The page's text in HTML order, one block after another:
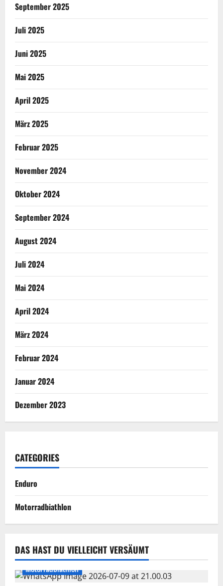
September 2025
Juli 2025
Juni 2025
Mai 2025
April 2025
März 2025
Februar 2025
November 2024
Oktober 2024
September 2024
August 2024
Juli 2024
Mai 2024
April 2024
März 2024
Februar 2024
Januar 2024
Dezember 2023
CATEGORIES
Enduro
Motorradbiathlon
DAS HAST DU VIELLEICHT VERSÄUMT
Motorradbiathlon